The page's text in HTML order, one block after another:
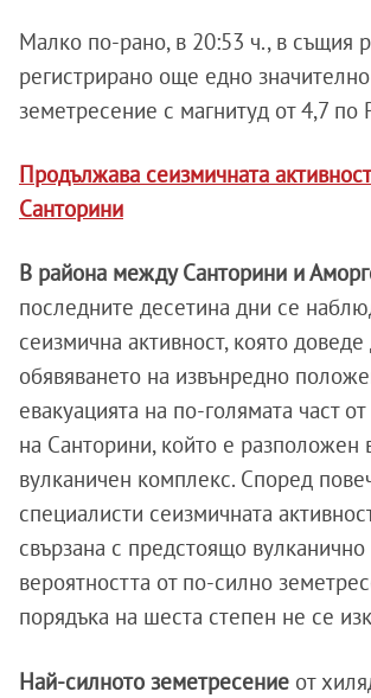
Малко по-рано, в 20:53 ч., в същия
регистрирано още едно значително
земетресение с магнитуд от 4,7 по
Продължава сеизмичната
Санторини
В района между Санторини и
последните десетина дни се
сеизмична активност, която доведе
обявяването на извънредно
евакуацията на по-голямата част
на Санторини, който е разположен
вулканичен комплекс. Според
специалисти сеизмичната
свързана с предстоящо вулканично
вероятността от по-силно
порядъка на шеста степен не се
Най-силното земетресение от